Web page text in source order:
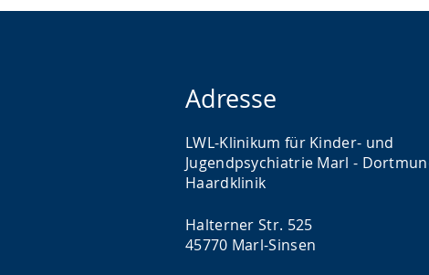
Adresse
LWL-Klinikum für Kinder- und
Jugendpsychiatrie Marl -
Haardklinik
Halterner Str. 525
45770 Marl-Sinsen